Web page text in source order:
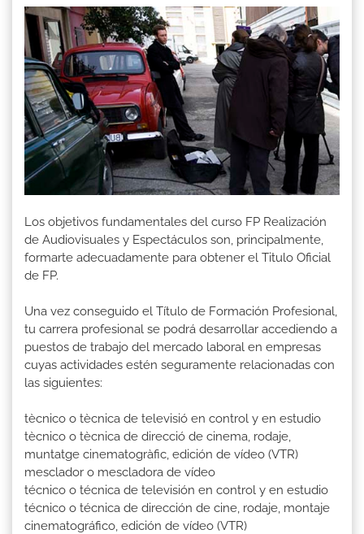
Los objetivos fundamentales del curso FP Realización
de Audiovisuales y Espectáculos son, principalmente,
formarte adecuadamente para obtener el Titulo Oficial
de FP.
Una vez conseguido el Título de Formación Profesional,
tu carrera profesional se podrá desarrollar accediendo a
puestos de trabajo del mercado laboral en empresas
cuyas actividades estén seguramente relacionadas con
las siguientes:
tècnico o tècnica de televisió en control y en estudio
tècnico o tècnica de direcció de cinema, rodaje,
muntatge cinematogràfic, edición de vídeo (VTR)
mesclador o mescladora de vídeo
técnico o técnica de televisión en control y en estudio
técnico o técnica de dirección de cine, rodaje, montaje
cinematográfico, edición de vídeo (VTR)